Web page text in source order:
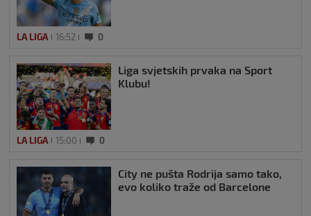
LA LIGA 16:52 0
Liga svjetskih prvaka na Sport
Klubu!
LA LIGA 15:00 0
City ne pušta Rodrija samo tako,
evo koliko traže od Barcelone